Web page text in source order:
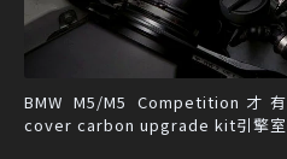
BMW M5/M5 Competition才
cover carbon upgrade kit引擎室